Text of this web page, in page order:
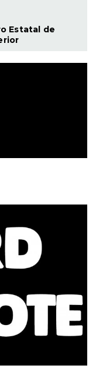
Estatal de